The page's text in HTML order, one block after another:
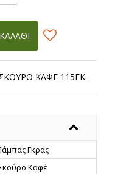
ΚΑΦΕ 115ΕΚ.
Γκρας
Καφέ